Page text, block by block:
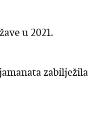
u 2021.
zabilježila